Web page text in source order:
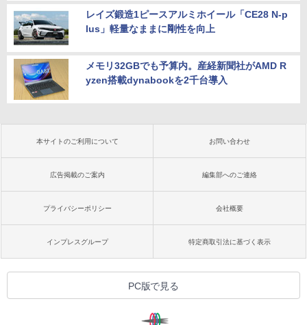
レイズ鍛造1ピースアルミホイール「CE28 N-p
lus」軽量なままに剛性を向上
メモリ32GBでも予算内。産経新聞社がAMD R
yzen搭載dynabookを2千台導入
本サイトのご利用について お問い合わせ
広告掲載のご案内 編集部へのご連絡
プライバシーポリシー 会社概要
インプレスグループ 特定商取引法に基づく表示
PC版で見る